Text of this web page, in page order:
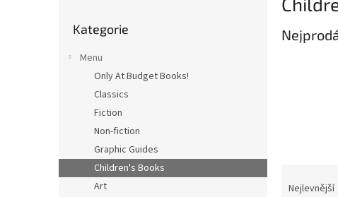
n
e
kategorie
Kategorie
Menu
Only At Budget Books!
Classics
Fiction
Non-fiction
Graphic Guides
Children's Books
Art
Nejlevnější